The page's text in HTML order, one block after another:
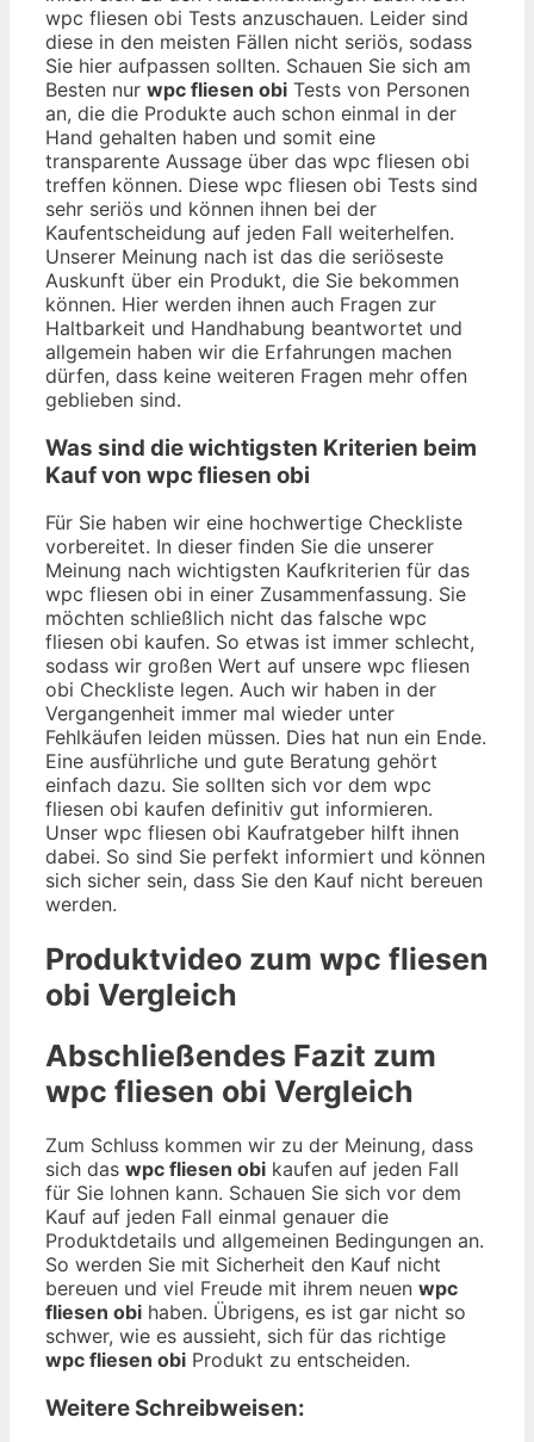
wpc fliesen obi Tests anzuschauen. Leider sind
diese in den meisten Fällen nicht seriös, sodass
Sie hier aufpassen sollten. Schauen Sie sich am
Besten nur wpc fliesen obi Tests von Personen
an, die die Produkte auch schon einmal in der
Hand gehalten haben und somit eine
transparente Aussage über das wpc fliesen obi
treffen können. Diese wpc fliesen obi Tests sind
sehr seriös und können ihnen bei der
Kaufentscheidung auf jeden Fall weiterhelfen.
Unserer Meinung nach ist das die seriöseste
Auskunft über ein Produkt, die Sie bekommen
können. Hier werden ihnen auch Fragen zur
Haltbarkeit und Handhabung beantwortet und
allgemein haben wir die Erfahrungen machen
dürfen, dass keine weiteren Fragen mehr offen
geblieben sind.
Was sind die wichtigsten Kriterien beim
Kauf von wpc fliesen obi
Für Sie haben wir eine hochwertige Checkliste
vorbereitet. In dieser finden Sie die unserer
Meinung nach wichtigsten Kaufkriterien für das
wpc fliesen obi in einer Zusammenfassung. Sie
möchten schließlich nicht das falsche wpc
fliesen obi kaufen. So etwas ist immer schlecht,
sodass wir großen Wert auf unsere wpc fliesen
obi Checkliste legen. Auch wir haben in der
Vergangenheit immer mal wieder unter
Fehlkäufen leiden müssen. Dies hat nun ein Ende.
Eine ausführliche und gute Beratung gehört
einfach dazu. Sie sollten sich vor dem wpc
fliesen obi kaufen definitiv gut informieren.
Unser wpc fliesen obi Kaufratgeber hilft ihnen
dabei. So sind Sie perfekt informiert und können
sich sicher sein, dass Sie den Kauf nicht bereuen
werden.
Produktvideo zum wpc fliesen
obi Vergleich
Abschließendes Fazit zum
wpc fliesen obi Vergleich
Zum Schluss kommen wir zu der Meinung, dass
sich das wpc fliesen obi kaufen auf jeden Fall
für Sie lohnen kann. Schauen Sie sich vor dem
Kauf auf jeden Fall einmal genauer die
Produktdetails und allgemeinen Bedingungen an.
So werden Sie mit Sicherheit den Kauf nicht
bereuen und viel Freude mit ihrem neuen wpc
fliesen obi haben. Übrigens, es ist gar nicht so
schwer, wie es aussieht, sich für das richtige
wpc fliesen obi Produkt zu entscheiden.
Weitere Schreibweisen: